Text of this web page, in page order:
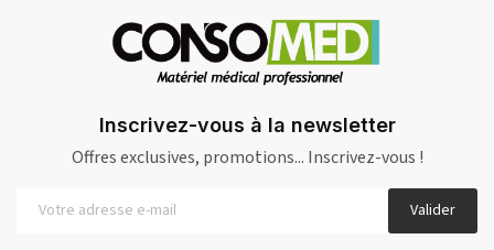
Inscrivez-vous à la newsletter
Offres exclusives, promotions... Inscrivez-vous !
Valider